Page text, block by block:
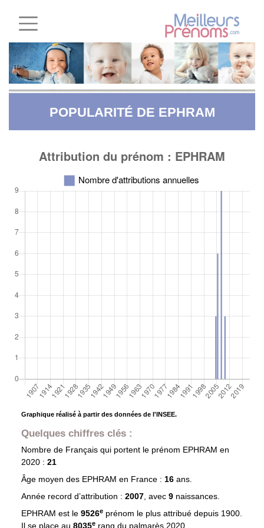
POPULARITÉ DE EPHRAM
Graphique réalisé à partir des données de l'INSEE.
Quelques chiffres clés :
Nombre de Français qui portent le prénom EPHRAM en
2020 : 21
Âge moyen des EPHRAM en France : 16 ans.
Année record d’attribution : 2007, avec 9 naissances.
EPHRAM est le 9526eprénom le plus attribué depuis 1900.
Il se place au 8035e rang du palmarès 2020.